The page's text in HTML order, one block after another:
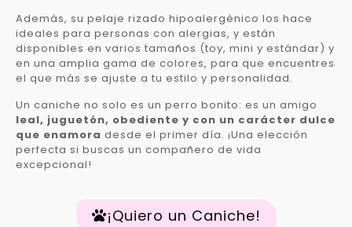
Además, su pelaje rizado hipoalergénico los hace
ideales para personas con alergias, y están
disponibles en varios tamaños (toy, mini y estándar) y
en una amplia gama de colores, para que encuentres
el que más se ajuste a tu estilo y personalidad.
Un caniche no solo es un perro bonito: es un amigo
leal, juguetón, obediente y con un carácter dulce
que enamora desde el primer día. ¡Una elección
perfecta si buscas un compañero de vida
excepcional!
¡Quiero un Caniche!